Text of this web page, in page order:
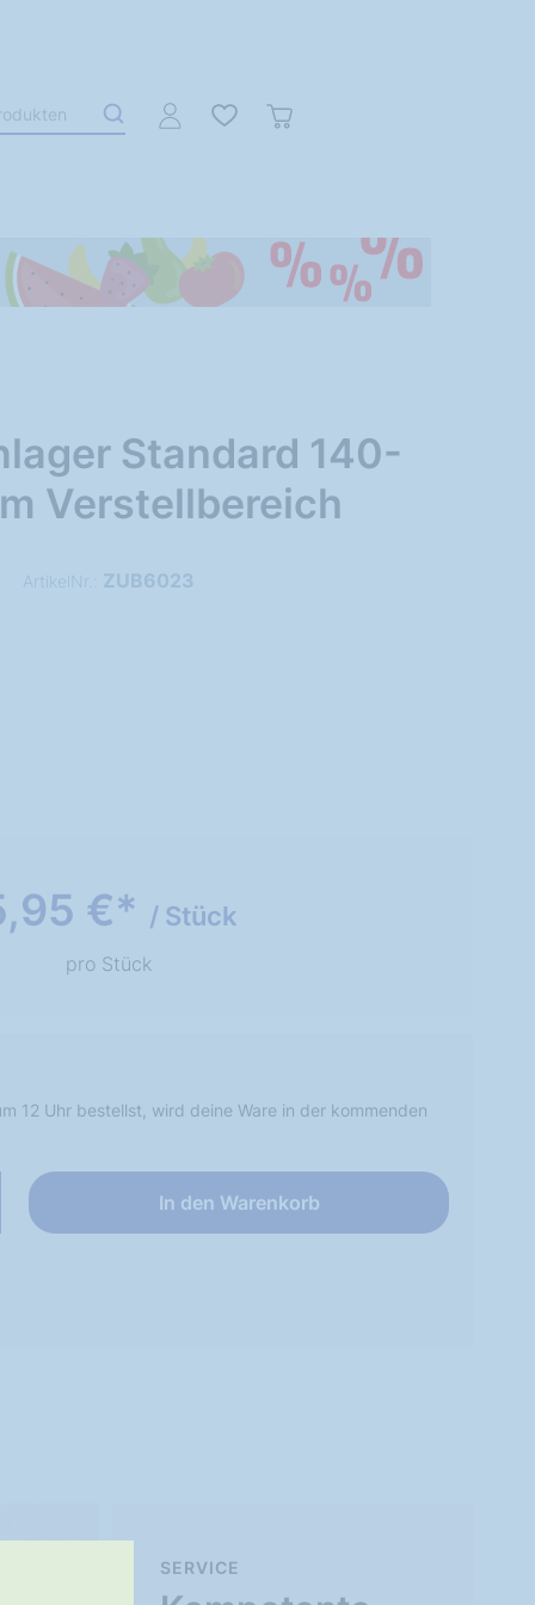
Standard 140-
Verstellbereich
ArtikelNr.: ZUB6023
€* / Stück
pro Stück
12 Uhr bestellst, wird deine Ware in der kommenden
In den Warenkorb
SERVICE